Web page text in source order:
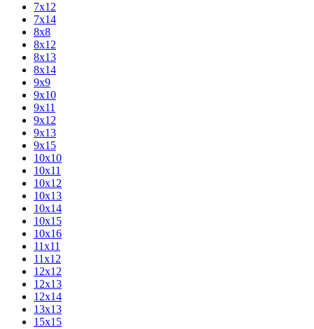
7х12
7х14
8х8
8х12
8х13
8х14
9х9
9х10
9х11
9х12
9х13
9х15
10х10
10х11
10х12
10х13
10х14
10х15
10х16
11х11
11х12
12х12
12х13
12х14
13х13
15х15